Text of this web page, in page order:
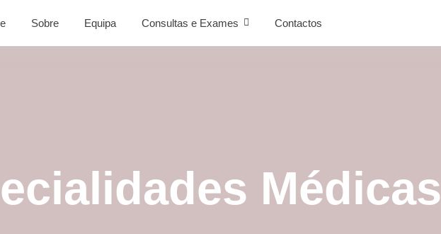
Sobre Equipa Consultas e Exames Contactos
Médicas